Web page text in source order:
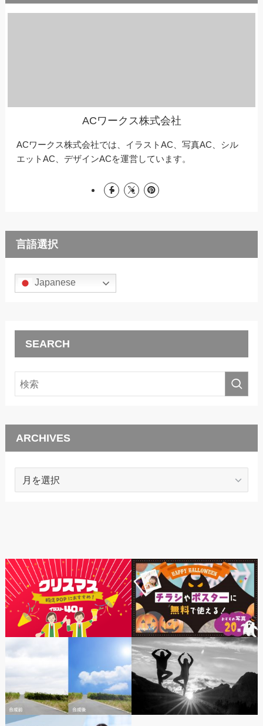
ACワークス株式会社
ACワークス株式会社では、イラストAC、写真AC、シル
エットAC、デザインACを運営しています。
言語選択
Japanese
SEARCH
ARCHIVES
ARCHIVES